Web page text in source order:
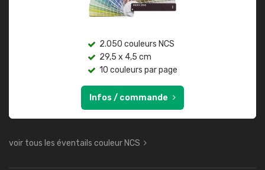
2.050 couleurs NCS
29,5 x 4,5 cm
10 couleurs par page
Infos / commande
voir tous les éventails couleur NCS